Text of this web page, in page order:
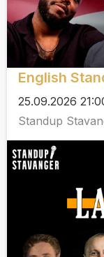
English
25.09.2026
Standup